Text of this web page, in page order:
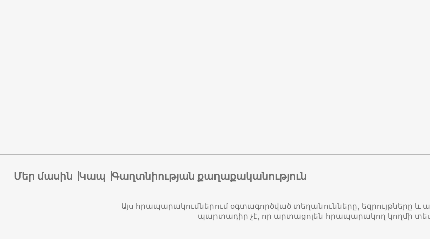
Մեր մասին Կապ Գաղտնիության քաղաքականություն
Այս հրապարակումներում օգտագործված տեղանունները, եզրույթները
պարտադիր չէ, որ արտացոլեն հրապարակող կողմի